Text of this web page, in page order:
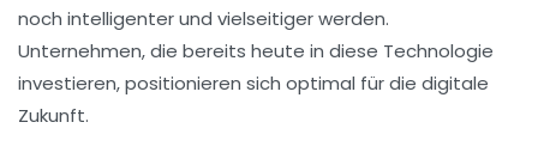
noch intelligenter und vielseitiger werden.
Unternehmen, die bereits heute in diese Technologie
investieren, positionieren sich optimal für die digitale
Zukunft.